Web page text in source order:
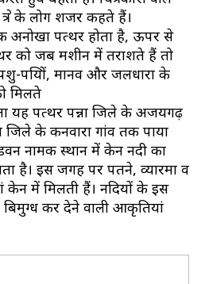
के लोग शजर कहते हैं।
पत्थर होता है, ऊपर से
को जब मशीन में तराशते हैं तो
पक्षियों, मानव और जलधारा के
मिलते
यह पत्थर पन्ना जिले के अजयगढ़
जिले के कनवारा गांव तक पाया
नामक स्थान में केन नदी का
है। इस जगह पर पतने, व्यारमा व
केन में मिलती हैं। नदियों के इस
कर देने वाली आकृतियां